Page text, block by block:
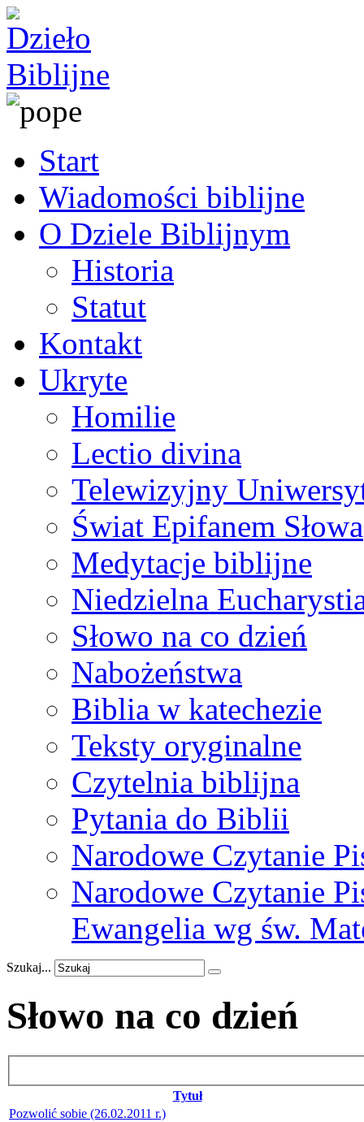
Start
Wiadomości biblijne
O Dziele Biblijnym
Historia
Statut
Kontakt
Ukryte
Homilie
Lectio divina
Telewizyjny
Świat Epifanem Słowa
Medytacje biblijne
Niedzielna
Słowo na co dzień
Nabożeństwa
Biblia w katechezie
Teksty oryginalne
Czytelnia biblijna
Pytania do Biblii
Narodowe Czytanie
Narodowe Czytanie
Ewangelia wg św.
Szukaj...
Słowo na co dzień
Tytuł
Pozwolić sobie (26.02.2011 r.)